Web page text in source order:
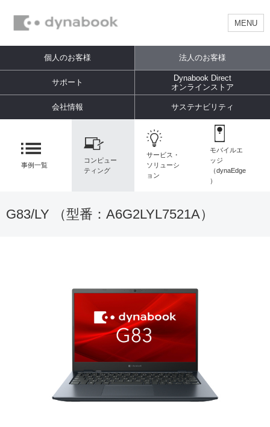
MENU
個人のお客様 法人のお客様
サポート
Dynabook Direct
オンラインストア
会社情報 サステナビリティ
事例一覧
コンピュー
ティング
サービス・
ソリューシ
ョン
モバイルエ
ッジ
（dynaEdge
）
G83/LY （型番： A6G2LYL7521A）